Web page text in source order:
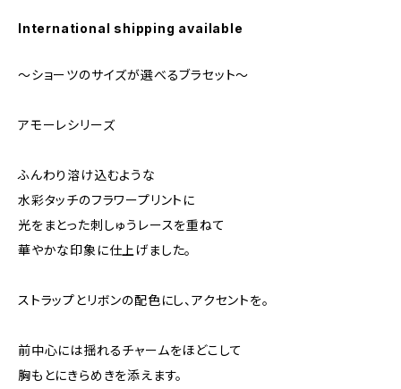
International shipping available
～ショーツのサイズが選べるブラセット～
アモーレシリーズ
ふんわり溶け込むような
⽔彩タッチのフラワープリントに
光をまとった刺しゅうレースを重ねて
華やかな印象に仕上げました。
ストラップとリボンの配色にし、アクセントを。
前中心には揺れるチャームをほどこして
胸もとにきらめきを添えます。